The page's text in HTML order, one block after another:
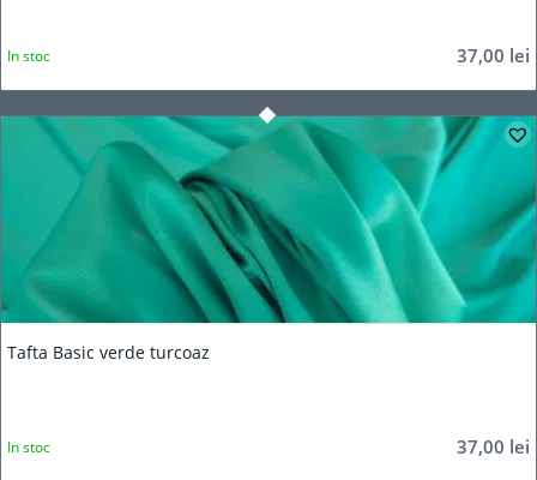
37,00 lei
In stoc
Tafta Basic verde turcoaz
37,00 lei
In stoc